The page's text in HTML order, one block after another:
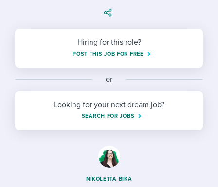
Working together with others
Maintaining hiring pipelines
Developing & retaining people
Ensuring compliance
Finding and attracting people
Establishing an employer brand
Candidate/employee experiences
Policy templates
Onboarding checklists
Step-by-step tutorials
Free ebooks & reports
HR terms
Pay & benefits
Career development
Modern working life
Overall career resources
Explore Workable
Request a demo
Start a free trial
Hiring for this role?
POST THIS JOB FOR FREE
or
Looking for your next dream job?
SEARCH FOR JOBS
NIKOLETTA BIKA